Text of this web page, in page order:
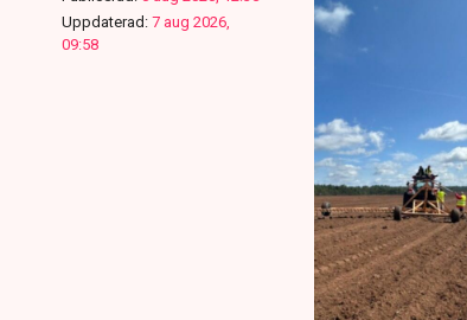
Uppdaterad: 7 aug 2026,
09:58